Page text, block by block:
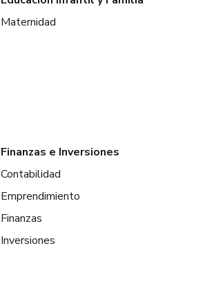
Maternidad
Finanzas e Inversiones
Contabilidad
Emprendimiento
Finanzas
Inversiones